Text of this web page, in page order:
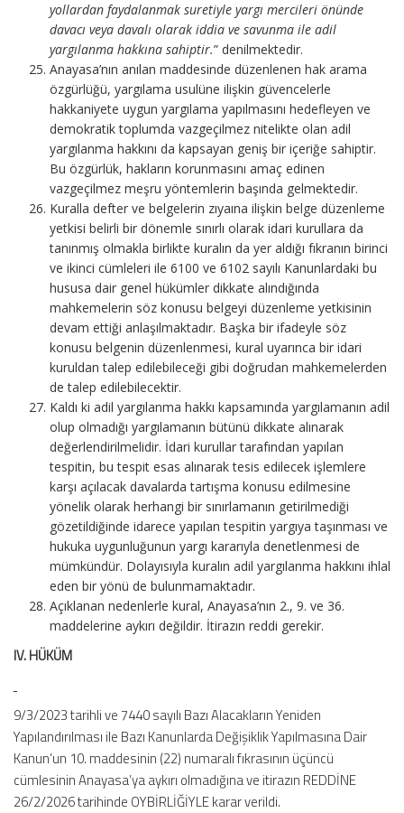
yollardan faydalanmak suretiyle yargı mercileri önünde
davacı veya davalı olarak iddia ve savunma ile adil
yargılanma hakkına sahiptir.” denilmektedir.
Anayasa’nın anılan maddesinde düzenlenen hak arama
özgürlüğü, yargılama usulüne ilişkin güvencelerle
hakkaniyete uygun yargılama yapılmasını hedefleyen ve
demokratik toplumda vazgeçilmez nitelikte olan adil
yargılanma hakkını da kapsayan geniş bir içeriğe sahiptir.
Bu özgürlük, hakların korunmasını amaç edinen
vazgeçilmez meşru yöntemlerin başında gelmektedir.
Kuralla defter ve belgelerin zıyaına ilişkin belge düzenleme
yetkisi belirli bir dönemle sınırlı olarak idari kurullara da
tanınmış olmakla birlikte kuralın da yer aldığı fıkranın birinci
ve ikinci cümleleri ile 6100 ve 6102 sayılı Kanunlardaki bu
hususa dair genel hükümler dikkate alındığında
mahkemelerin söz konusu belgeyi düzenleme yetkisinin
devam ettiği anlaşılmaktadır. Başka bir ifadeyle söz
konusu belgenin düzenlenmesi, kural uyarınca bir idari
kuruldan talep edilebileceği gibi doğrudan mahkemelerden
de talep edilebilecektir.
Kaldı ki adil yargılanma hakkı kapsamında yargılamanın adil
olup olmadığı yargılamanın bütünü dikkate alınarak
değerlendirilmelidir. İdari kurullar tarafından yapılan
tespitin, bu tespit esas alınarak tesis edilecek işlemlere
karşı açılacak davalarda tartışma konusu edilmesine
yönelik olarak herhangi bir sınırlamanın getirilmediği
gözetildiğinde idarece yapılan tespitin yargıya taşınması ve
hukuka uygunluğunun yargı kararıyla denetlenmesi de
mümkündür. Dolayısıyla kuralın adil yargılanma hakkını ihlal
eden bir yönü de bulunmamaktadır.
Açıklanan nedenlerle kural, Anayasa’nın 2., 9. ve 36.
maddelerine aykırı değildir. İtirazın reddi gerekir.
IV. HÜKÜM
9/3/2023 tarihli ve 7440 sayılı Bazı Alacakların Yeniden
Yapılandırılması ile Bazı Kanunlarda Değişiklik Yapılmasına Dair
Kanun’un 10. maddesinin (22) numaralı fıkrasının üçüncü
cümlesinin Anayasa’ya aykırı olmadığına ve itirazın REDDİNE
26/2/2026 tarihinde OYBİRLİĞİYLE karar verildi.